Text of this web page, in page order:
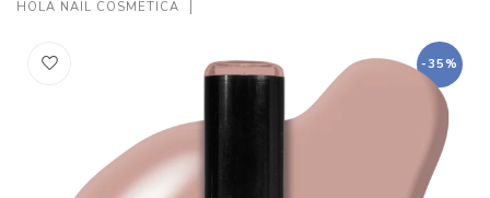
HOLA NAIL COSMETICA
-35%